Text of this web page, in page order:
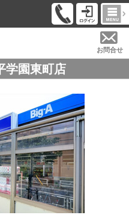
お問合せ
学園東町店